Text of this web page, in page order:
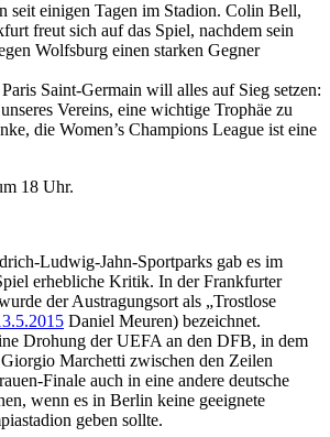
seit einigen Tagen im Stadion. Colin Bell,
freut sich auf das Spiel, nachdem sein
Wolfsburg einen starken Gegner
Saint-Germain will alles auf Sieg setzen:
Vereins, eine wichtige Trophäe zu
die Women’s Champions League ist eine
18 Uhr.
Ludwig-Jahn-Sportparks gab es im
erhebliche Kritik. In der Frankfurter
der Austragungsort als „Trostlose
Daniel Meuren) bezeichnet.
Drohung der UEFA an den DFB, in dem
Marchetti zwischen den Zeilen
Finale auch in eine andere deutsche
wenn es in Berlin keine geeignete
geben sollte.